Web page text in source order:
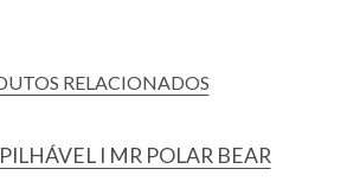
RELACIONADOS
I MR POLAR BEAR